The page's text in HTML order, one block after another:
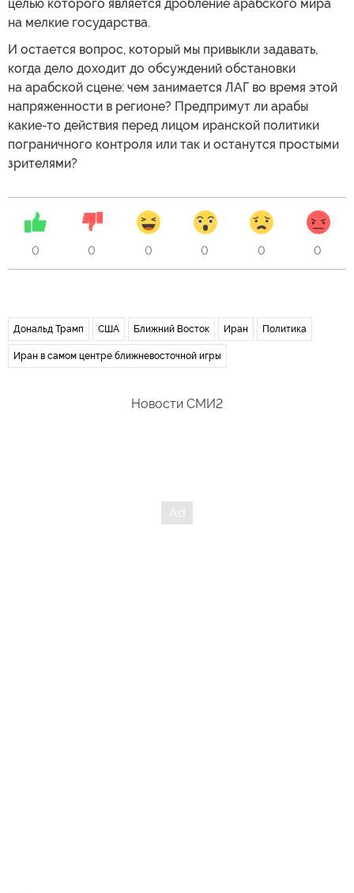
целью которого является дробление арабского мира
на мелкие государства.
И остается вопрос, который мы привыкли задавать,
когда дело доходит до обсуждений обстановки
на арабской сцене: чем занимается ЛАГ во время этой
напряженности в регионе? Предпримут ли арабы
какие-то действия перед лицом иранской политики
пограничного контроля или так и останутся простыми
зрителями?
0 0 0 0 0 0
Дональд Трамп США Ближний Восток Иран Политика
Иран в самом центре ближневосточной игры
Новости СМИ2